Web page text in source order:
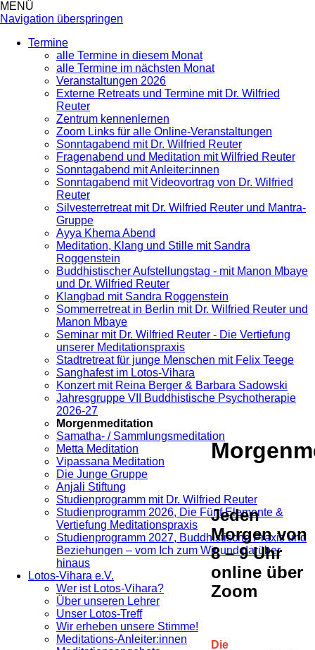
MENÜ
Navigation überspringen
Termine
alle Termine in diesem Monat
alle Termine im nächsten Monat
Veranstaltungen 2026
Externe Retreats und Termine mit Dr. Wilfried
Reuter
Zentrum kennenlernen
Zoom Links für alle Online-Veranstaltungen
Sonntagabend mit Dr. Wilfried Reuter
Fragenabend und Meditation mit Wilfried Reuter
Sonntagabend mit Anleiter:innen
Sonntagabend mit Videovortrag von Dr. Wilfried
Reuter
Silvesterretreat mit Dr. Wilfried Reuter und Mantra-
Gruppe
Ayya Khema Abend
Meditation, Klang und Stille mit Sandra
Roggenstein
Buddhistischer Aufstellungstag - mit Manon Mbaye
und Dr. Wilfried Reuter
Klangbad mit Sandra Roggenstein
Sommerretreat in Berlin mit Dr. Wilfried Reuter und
Manon Mbaye
Seminar mit Dr. Wilfried Reuter - Die Vertiefung
unserer Meditationspraxis
Stadtretreat für junge Menschen mit Felix Teege
Sanghafest im Lotos-Vihara
Konzert mit Reina Berger & Barbara Sadowski
Jahresgruppe VII Buddhistische Psychotherapie
2026-27
Morgenmeditation
Samatha- / Sammlungsmeditation
Metta Meditation
Vipassana Meditation
Die Junge Gruppe
Anjali Stiftung
Studienprogramm mit Dr. Wilfried Reuter
Studienprogramm 2026, Die Fünf Elemente &
Vertiefung Meditationspraxis
Studienprogramm 2027, Buddhistische Praxis und
Beziehungen – vom Ich zum Wir und darüber
hinaus
Lotos-Vihara e.V.
Wer ist Lotos-Vihara?
Über unseren Lehrer
Unser Lotos-Treff
Wir erheben unsere Stimme!
Meditations-Anleiter:innen
Jeden
Morgen von
8 – 9 Uhr
online über
Zoom
Die